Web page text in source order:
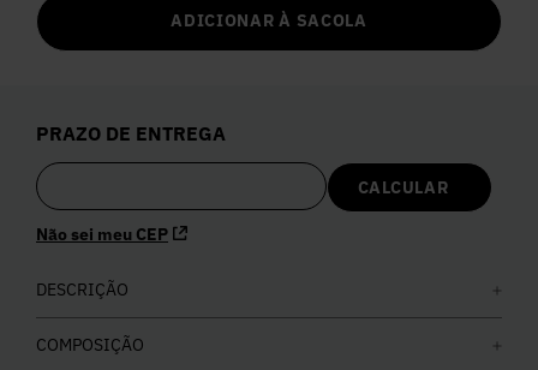
ADICIONAR À SACOLA
PRAZO DE ENTREGA
Não sei meu CEP
DESCRIÇÃO
COMPOSIÇÃO
5º Calça
6º Vestidos
7º